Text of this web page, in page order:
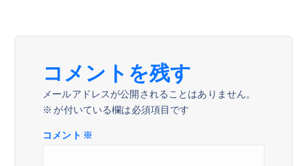
コメントを残す
メールアドレスが公開されることはありません。
※ が付いている欄は必須項目です
コメント ※